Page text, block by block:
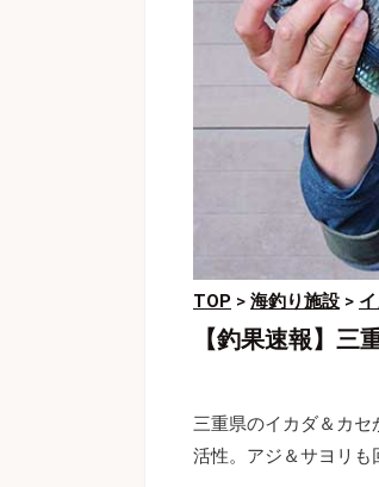
TOP > 海釣り施設 >
【釣果速報】
三重県のイカダ＆カ
活性。アジ＆サヨリも